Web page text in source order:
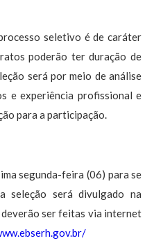
seletivo é de caráter
poderão ter duração de
será por meio de análise
e experiência profissional e
para a participação.
segunda-feira (06) para se
seleção será divulgado na
ser feitas via internet